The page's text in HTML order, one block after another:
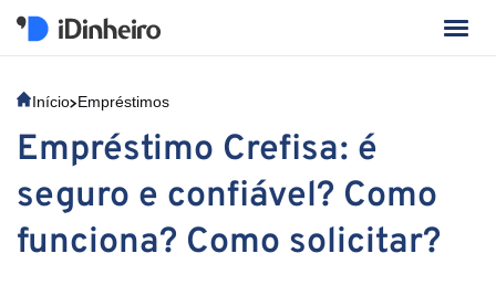
Início Empréstimos
Empréstimo Crefisa: é
seguro e confiável? Como
funciona? Como solicitar?